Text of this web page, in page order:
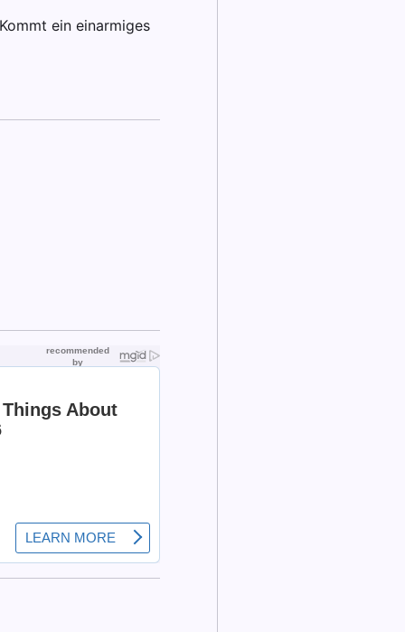
ein einarmiges